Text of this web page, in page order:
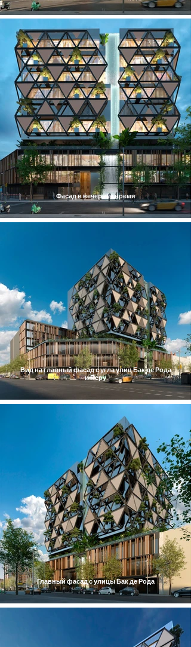
Фасад в вечернее время
Вид на главный фасад с угла улиц Бак де Рода
и Перу
Главный фасад с улицы Бак де Рода